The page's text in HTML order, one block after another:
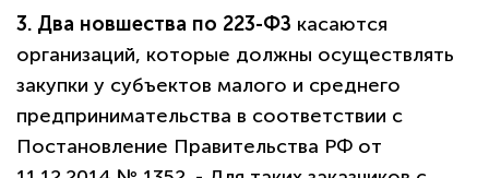
3. Два новшества по 223-ФЗ касаются
организаций, которые должны осуществлять
закупки у субъектов малого и среднего
предпринимательства в соответствии с
Постановление Правительства РФ от